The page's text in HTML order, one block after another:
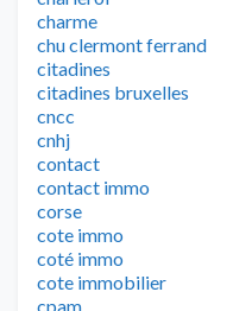
charme
chu clermont ferrand
citadines
citadines bruxelles
cncc
cnhj
contact
contact immo
corse
cote immo
coté immo
cote immobilier
cpam